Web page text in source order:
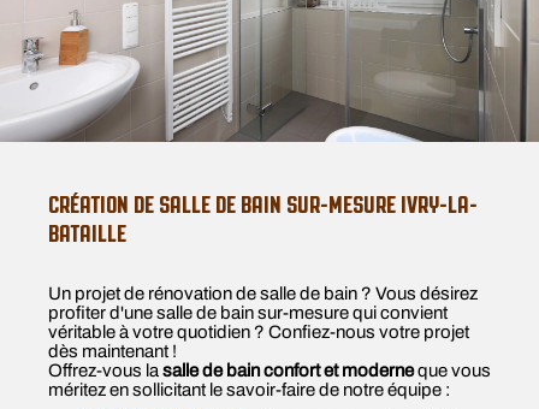
CRÉATION DE SALLE DE BAIN SUR-MESURE IVRY-LA-
BATAILLE
Un projet de rénovation de salle de bain ? Vous désirez
profiter d'une salle de bain sur-mesure qui convient
véritable à votre quotidien ? Confiez-nous votre projet
dès maintenant !
Offrez-vous la salle de bain confort et moderneque vous
méritez en sollicitant le savoir-faire de notre équipe :